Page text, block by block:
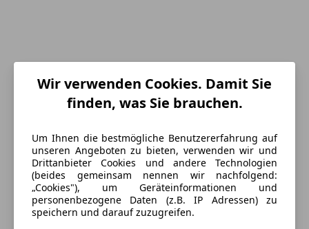
Energieverbrauch
Wir verwenden Cookies. Damit Sie
finden, was Sie brauchen.
Um Ihnen die bestmögliche Benutzererfahrung auf
unseren Angeboten zu bieten, verwenden wir und
Drittanbieter Cookies und andere Technologien
(beides gemeinsam nennen wir nachfolgend:
„Cookies"), um Geräteinformationen und
personenbezogene Daten (z.B. IP Adressen) zu
speichern und darauf zuzugreifen.